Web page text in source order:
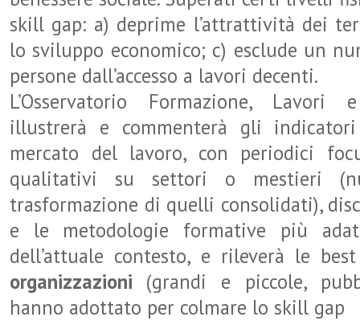
skill gap: a) deprime l’attrattività dei
lo sviluppo economico; c) esclude un
persone dall’accesso a lavori decenti.
L’Osservatorio Formazione, Lavori
illustrerà e commenterà gli
mercato del lavoro, con periodici
qualitativi su settori o mestieri
trasformazione di quelli consolidati),
e le metodologie formative più
dell’attuale contesto, e rileverà le
organizzazioni (grandi e piccole,
hanno adottato per colmare lo skill gap